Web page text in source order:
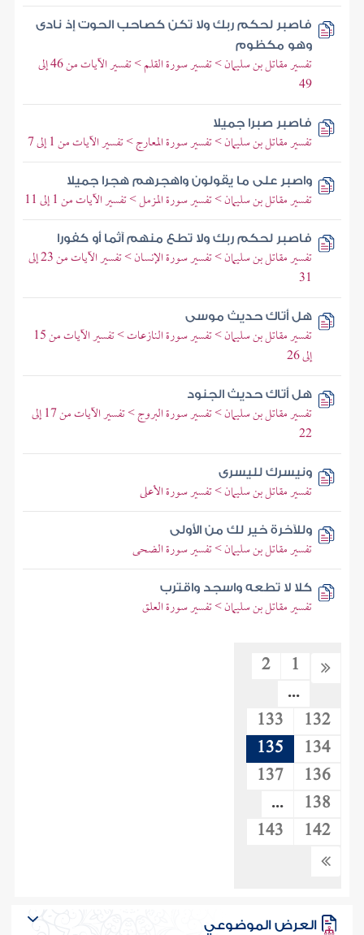
فاصبر لحكم ربك ولا تكن كصاحب الحوت إذ نادى
وهو مكظوم
تفسير مقاتل بن سليمان > تفسير سورة القلم > تفسير الآيات من 46 إلى
49
فاصبر صبرا جميلا
تفسير مقاتل بن سليمان > تفسير سورة المعارج > تفسير الآيات من 1 إلى 7
واصبر على ما يقولون واهجرهم هجرا جميلا
تفسير مقاتل بن سليمان > تفسير سورة المزمل > تفسير الآيات من 1 إلى 11
فاصبر لحكم ربك ولا تطع منهم آثما أو كفورا
تفسير مقاتل بن سليمان > تفسير سورة الإنسان > تفسير الآيات من 23 إلى
31
هل أتاك حديث موسى
تفسير مقاتل بن سليمان > تفسير سورة النازعات > تفسير الآيات من 15
إلى 26
هل أتاك حديث الجنود
تفسير مقاتل بن سليمان > تفسير سورة البروج > تفسير الآيات من 17 إلى
22
ونيسرك لليسرى
تفسير مقاتل بن سليمان > تفسير سورة الأعلى
وللآخرة خير لك من الأولى
تفسير مقاتل بن سليمان > تفسير سورة الضحى
كلا لا تطعه واسجد واقترب
تفسير مقاتل بن سليمان > تفسير سورة العلق
1
2
...
132
133
134
135
136
137
138
...
142
143
العرض الموضوعي